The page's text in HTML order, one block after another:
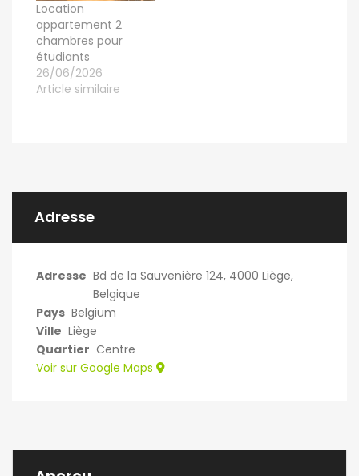
Location
appartement 2
chambres pour
étudiants
26/06/2026
Article similaire
Adresse
Adresse Bd de la Sauvenière 124, 4000 Liège,
Belgique
Pays Belgium
Ville Liège
Quartier Centre
Voir sur Google Maps